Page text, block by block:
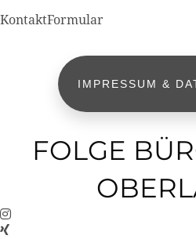
KontaktFormular
IMPRESSUM &
FOLGE